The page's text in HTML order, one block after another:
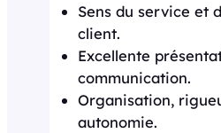
Sens du service et
client.
Excellente
communication.
Organisation,
autonomie.